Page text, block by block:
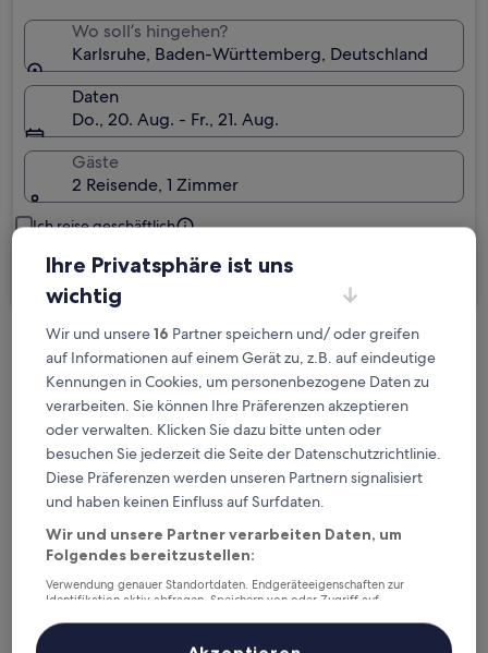
Wo soll’s hingehen?
Karlsruhe, Baden-Württemberg, Deutschland
Daten
Do., 20. Aug. - Fr., 21. Aug.
Gäste
2 Reisende, 1 Zimmer
Ich reise geschäftlich
Suchen
Kostenlose Stornierung bei
Planänderungen
Verdiene Prämien für jede
wahrgenommene Übernachtung
Mehr sparen mit Preisen für Mitglieder
Ihre Privatsphäre ist uns
wichtig
Wir und unsere16 Partner speichern und/ oder greifen
auf Informationen auf einem Gerät zu, z.B. auf eindeutige
Kennungen in Cookies, um personenbezogene Daten zu
verarbeiten. Sie können Ihre Präferenzen akzeptieren
oder verwalten. Klicken Sie dazu bitte unten oder
besuchen Sie jederzeit die Seite der Datenschutzrichtlinie.
Diese Präferenzen werden unseren Partnern signalisiert
und haben keinen Einfluss auf Surfdaten.
Wir und unsere Partner verarbeiten Daten, um
Folgendes bereitzustellen:
Verwendung genauer Standortdaten. Endgeräteeigenschaften zur
Identifikation aktiv abfragen. Speichern von oder Zugriff auf
Inhalte, Messung von Werbeleistung und der Performance von Inhalten,
Zielgruppenforschung sowie Entwicklung und Verbesserung von